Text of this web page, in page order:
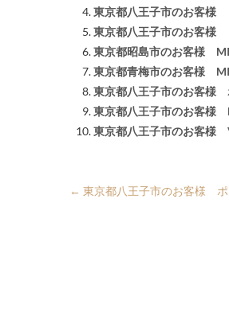
東京都八王子市
東京都八王子市
東京都昭島市のお客様
東京都青梅市のお客様
東京都八王子市のお客様
東京都八王子市のお客様
東京都八王子市のお客様
← 東京都八王子市のお客様